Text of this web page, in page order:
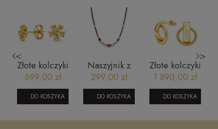
<
Złote kolczyki
1409202329
699,00 zł
DO KOSZYKA
Naszyjnik z
kamieniami
naturalnymi -
Crystals by
Swarovski,
agat
299,00 zł
DO KOSZYKA
Złote kolczyki
1 890,00 zł
DO KOSZYKA
>